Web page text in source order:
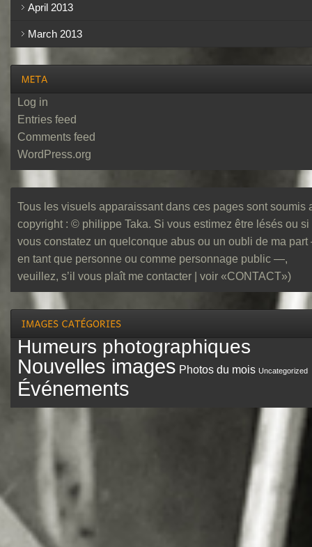
April 2013
March 2013
Log in
Entries feed
Comments feed
WordPress.org
Tous les visuels apparaissant dans ces pages sont soumis
copyright : © philippe Taka. Si vous estimez être lésés ou si
vous constatez un quelconque abus ou un oubli de ma
en tant que personne ou comme personnage public —,
veuillez, s’il vous plaît me contacter | voir «CONTACT»)
Humeurs photographiques
Nouvelles images Photos du mois Uncategorized
Événements